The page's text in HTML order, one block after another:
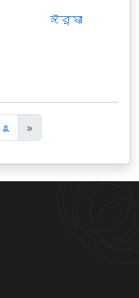
ঈর্ষা
೩ »अ
ग
ला